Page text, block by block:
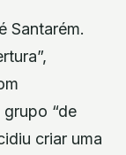
Santarém.
“de
criar uma